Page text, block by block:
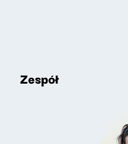
Zespół